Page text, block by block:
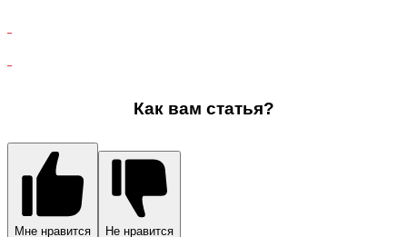
Как вам статья?
Мне нравится Не нравится